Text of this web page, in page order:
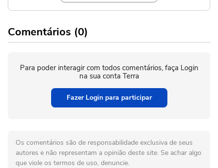
Comentários (0)
Para poder interagir com todos comentários, faça Login
na sua conta Terra
Fazer Login para participar
Os comentários são de responsabilidade exclusiva de seus
autores e não representam a opinião deste site. Se achar algo
que viole os termos de uso, denuncie.